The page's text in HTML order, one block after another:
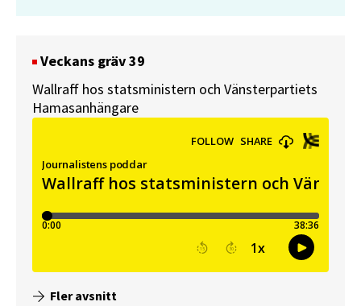
Veckans gräv 39
Wallraff hos statsministern och Vänsterpartiets
Hamasanhängare
Fler avsnitt